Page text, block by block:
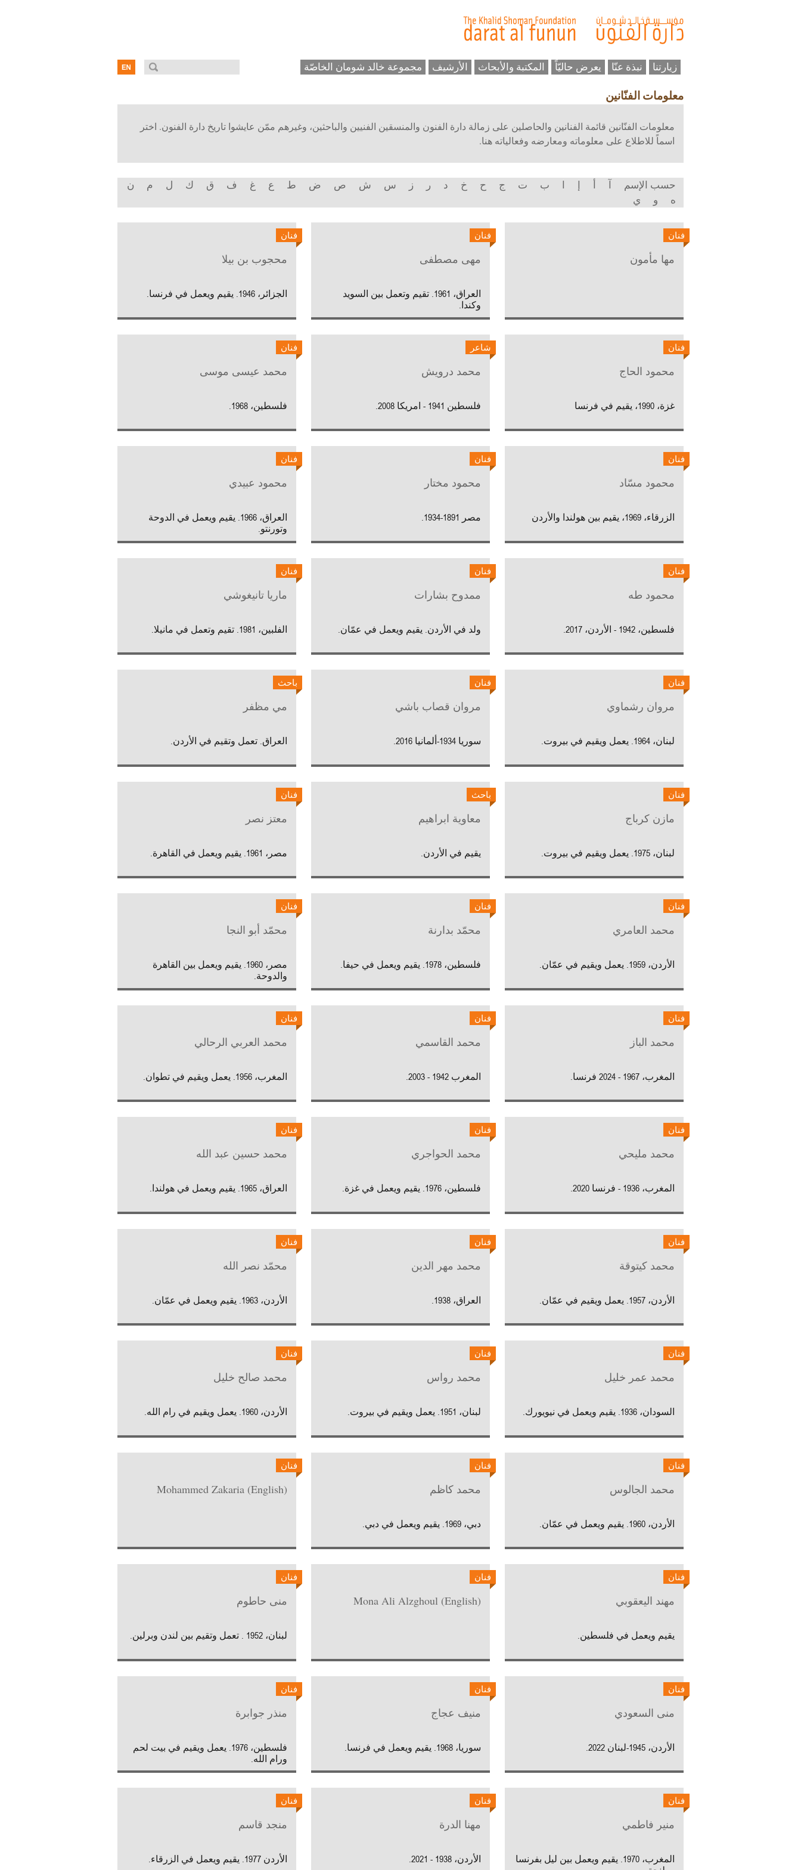
زيارتنا نبذة عنّا يعرض حاليّاً المكتبة والأبحاث الأرشيف مجموعة خالد شومان الخاصّة
معلومات الفنّانين
معلومات الفنّانين قائمة الفنانين والحاصلين على زمالة دارة الفنون والمنسقين الفنيين والباحثين، وغيرهم ممّن عايشوا تاريخ دارة الفنون. اختر
اسماً للاطلاع على معلوماته ومعارضه وفعالياته هنا.
حسب الإسم آ أ إ ا ب ت ج ح خ د ر ز س ش ص ض ط ع غ ف ق ك ل م
ن
ه
و ي
فنان
مها مأمون
فنان
مهى مصطفى
العراق، 1961. تقيم وتعمل بين السويد
وكندا.
فنان
محجوب بن بيلا
الجزائر، 1946. يقيم ويعمل في فرنسا.
فنان
محمود الحاج
غزة، 1990، يقيم في فرنسا
شاعر
محمد درويش
فلسطين 1941 - امريكا 2008.
فنان
محمد عيسى موسى
فلسطين، 1968.
فنان
محمود مسّاد
الزرقاء، 1969، يقيم بين هولندا والأردن
فنان
محمود مختار
مصر 1891-1934.
فنان
محمود عبيدي
العراق، 1966. يقيم ويعمل في الدوحة
وتورنتو.
فنان
محمود طه
فلسطين، 1942 - الأردن، 2017.
فنان
ممدوح بشارات
ولد في الأردن. يقيم ويعمل في عمّان.
فنان
ماريا تانيغوشي
الفلبين، 1981. تقيم وتعمل في مانيلا.
فنان
مروان رشماوي
لبنان، 1964. يعمل ويقيم في بيروت.
فنان
مروان قصاب باشي
سوريا 1934-ألمانيا 2016.
باحث
مي مظفر
العراق. تعمل وتقيم في الأردن.
فنان
مازن كرباج
لبنان، 1975. يعمل ويقيم في بيروت.
باحث
معاوية ابراهيم
يقيم في الأردن.
فنان
معتز نصر
مصر، 1961. يقيم ويعمل في القاهرة.
فنان
محمد العامري
الأردن، 1959. يعمل ويقيم في عمّان.
فنان
محمّد بدارنة
فلسطين، 1978. يقيم ويعمل في حيفا.
فنان
محمّد أبو النجا
مصر، 1960. يقيم ويعمل بين القاهرة
والدوحة.
فنان
محمد الباز
المغرب، 1967 - 2024 فرنسا.
فنان
محمد القاسمي
المغرب 1942 - 2003.
فنان
محمد العربي الرحالي
المغرب، 1956. يعمل ويقيم في تطوان.
فنان
محمد مليحي
المغرب، 1936 - فرنسا 2020.
فنان
محمد الحواجري
فلسطين، 1976. يقيم ويعمل في غزة.
فنان
محمد حسين عبد الله
العراق، 1965. يقيم ويعمل في هولندا.
فنان
محمد كيتوقة
الأردن، 1957. يعمل ويقيم في عمّان.
فنان
محمد مهر الدين
العراق، 1938.
فنان
محمّد نصر الله
الأردن، 1963. يقيم ويعمل في عمّان.
فنان
محمد عمر خليل
السودان، 1936. يقيم ويعمل في نيويورك.
فنان
محمد رواس
لبنان، 1951. يعمل ويقيم في بيروت.
فنان
محمد صالح خليل
الأردن، 1960. يعمل ويقيم في رام الله.
فنان
محمد الجالوس
الأردن، 1960. يقيم ويعمل في عمّان.
فنان
محمد كاظم
دبي، 1969. يقيم ويعمل في دبي.
فنان
(English) Mohammed Zakaria
فنان
مهند اليعقوبي
يقيم ويعمل في فلسطين.
فنان
(English) Mona Ali Alzghoul
فنان
منى حاطوم
لبنان، 1952 . تعمل وتقيم بين لندن وبرلين.
فنان
منى السعودي
الأردن، 1945-لبنان 2022.
فنان
منيف عجاج
سوريا، 1968. يقيم ويعمل في فرنسا.
فنان
منذر جوابرة
فلسطين، 1976. يعمل ويقيم في بيت لحم
ورام الله.
فنان
منير فاطمي
المغرب، 1970. يقيم ويعمل بين ليل بفرنسا
فنان
مهنا الدرة
الأردن، 1938 - 2021.
فنان
منجد قاسم
الأردن 1977. يقيم ويعمل في الزرقاء.